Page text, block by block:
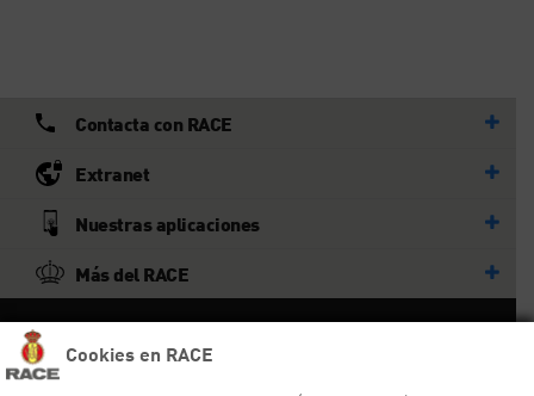
Cookies en RACE
Contacta con RACE
Extranet
Nuestras aplicaciones
Más del RACE
© RACE
Todos los derechos reservados